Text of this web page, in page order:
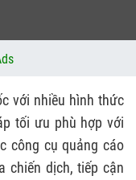
với nhiều hình thức
tối ưu phù hợp với
công cụ quảng cáo
chiến dịch, tiếp cận